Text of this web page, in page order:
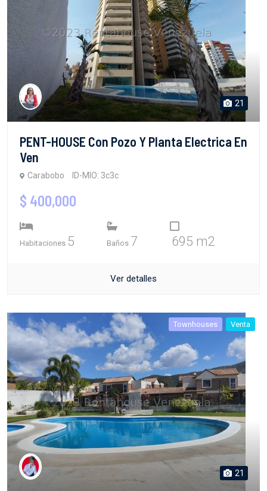
21
PENT-HOUSE Con Pozo Y Planta Electrica En
Ven
Carabobo ID-MIO: 3c3c
$ 400,000
Habitaciones 5 Baños 7 695 m2
Ver detalles
Townhouses Venta
21